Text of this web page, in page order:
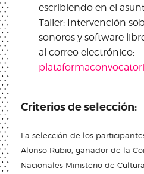
escribiendo en el
Taller: Intervención
sonoros y software
al correo electrónico:
Criterios de selección:
La selección de los
Alonso Rubio, ganador de la
Nacionales Ministerio de